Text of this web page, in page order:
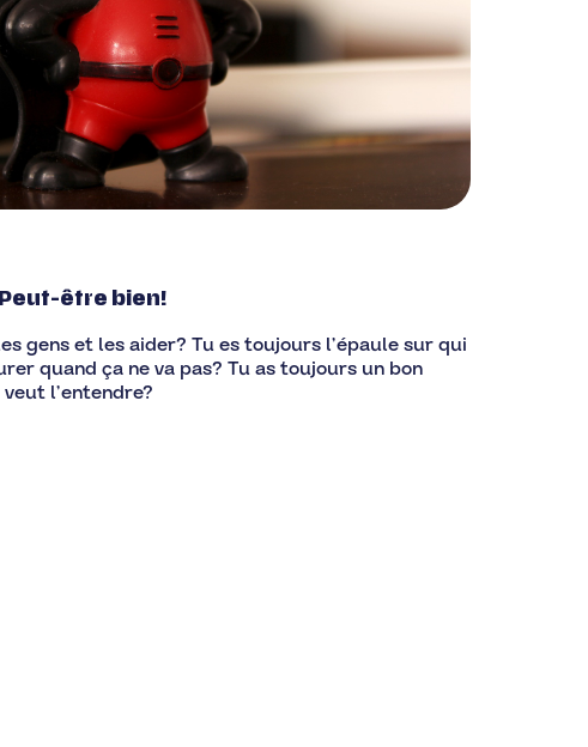
être bien!
gens et les aider? Tu es toujours l’épaule sur qui
quand ça ne va pas? Tu as toujours un bon
l’entendre?